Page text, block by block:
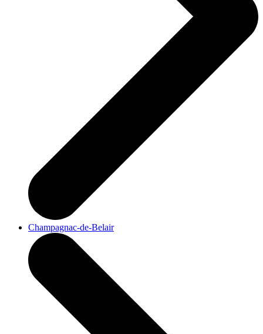
Champagnac-de-Belair